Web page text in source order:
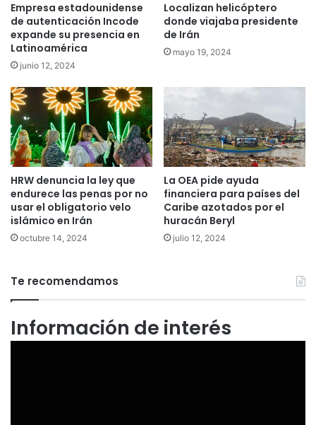
Empresa estadounidense
de autenticación Incode
expande su presencia en
Latinoamérica
junio 12, 2024
Localizan helicóptero
donde viajaba presidente
de Irán
mayo 19, 2024
HRW denuncia la ley que
endurece las penas por no
usar el obligatorio velo
islámico en Irán
octubre 14, 2024
La OEA pide ayuda
financiera para países del
Caribe azotados por el
huracán Beryl
julio 12, 2024
Te recomendamos
Información de interés